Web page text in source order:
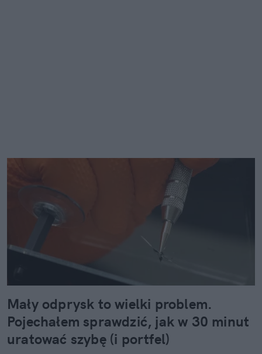
Mały odprysk to wielki problem.
Pojechałem sprawdzić, jak w 30 minut
uratować szybę (i portfel)